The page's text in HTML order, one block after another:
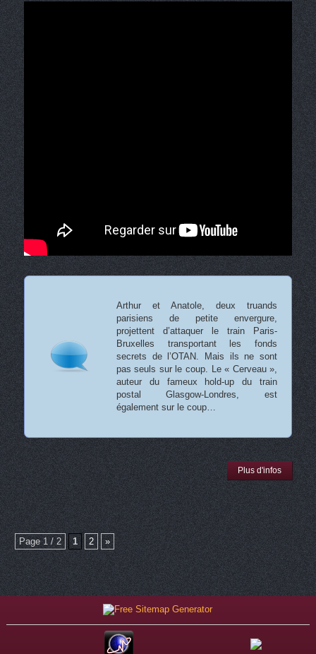
Arthur et Anatole, deux truands
parisiens de petite envergure,
projettent d’attaquer le train Paris-
Bruxelles transportant les fonds
secrets de l’OTAN. Mais ils ne sont
pas seuls sur le coup. Le « Cerveau »,
auteur du fameux hold-up du train
postal Glasgow-Londres, est
également sur le coup…
Plus d'infos
Page 1 / 2 1 2 »